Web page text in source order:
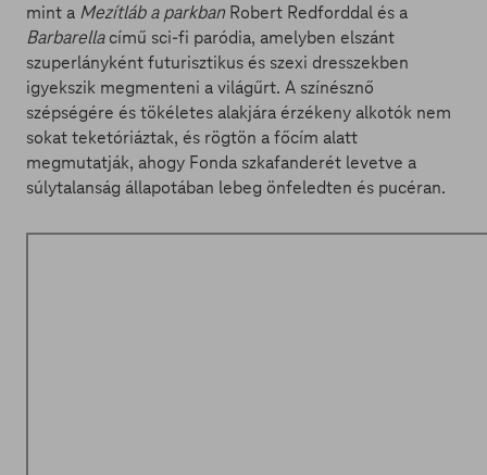
mint a Mezítláb a parkban Robert Redforddal és a
Barbarellacímű sci-fi paródia, amelyben elszánt
szuperlányként futurisztikus és szexi dresszekben
igyekszik megmenteni a világűrt. A színésznő
szépségére és tökéletes alakjára érzékeny alkotók nem
sokat teketóriáztak, és rögtön a főcím alatt
megmutatják, ahogy Fonda szkafanderét levetve a
súlytalanság állapotában lebeg önfeledten és pucéran.